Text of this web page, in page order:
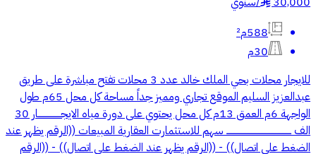
588م²
30م
للايجار محلات بحي الملك خالد عدد 3 محلات تفتح مباشرة على طريق
عبدالعزيز السليم الموقع تجاري ومميز جداً مساحة كل محل 65م طول
الواجهة 6م العمق 13م كل محل يحتوي على دورة مياه الايجــــــــــــــــار 30
الف ــــــــــــــــــــــــــــــــــــــــــــــ سهم للاستثمارت العقارية المبيعات ((الرقم يظهر عند
الضغط على اتصال)) - ((الرقم يظهر عند الضغط على اتصال)) - ((الرقم